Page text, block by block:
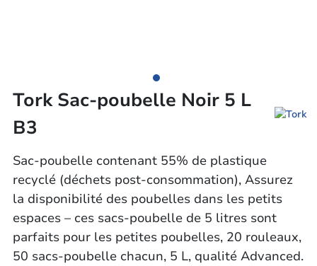
Tork Sac-poubelle Noir 5 L
B3
Sac-poubelle contenant 55% de plastique
recyclé (déchets post-consommation), Assurez
la disponibilité des poubelles dans les petits
espaces – ces sacs-poubelle de 5 litres sont
parfaits pour les petites poubelles, 20 rouleaux,
50 sacs-poubelle chacun, 5 L, qualité Advanced.